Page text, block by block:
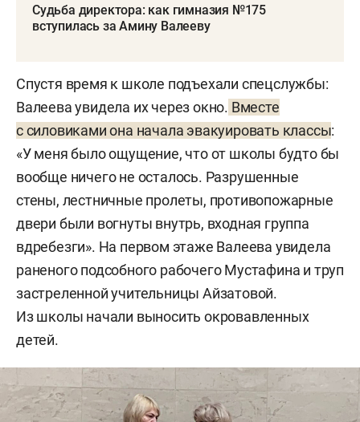
В этом году Галявиева начали судить: ему грозит
вызывают свидетелей и потерпевших —
учителей, учеников школы, их родственников, —
чтобы они снова вспомнили все обстоятельства
того страшного дня. Всего в уголовном деле 667
потерпевших, еще 54 проходят как свидетели.
Судьба директора: как гимназия №175
вступилась за Амину Валееву
Спустя время к школе подъехали спецслужбы:
Валеева увидела их через окно. Вместе
с силовиками она начала эвакуировать классы:
«У меня было ощущение, что от школы будто бы
вообще ничего не осталось. Разрушенные
стены, лестничные пролеты, противопожарные
двери были вогнуты внутрь, входная группа
вдребезги». На первом этаже Валеева увидела
раненого подсобного рабочего Мустафина и труп
застреленной учительницы Айзатовой.
Из школы начали выносить окровавленных
детей.